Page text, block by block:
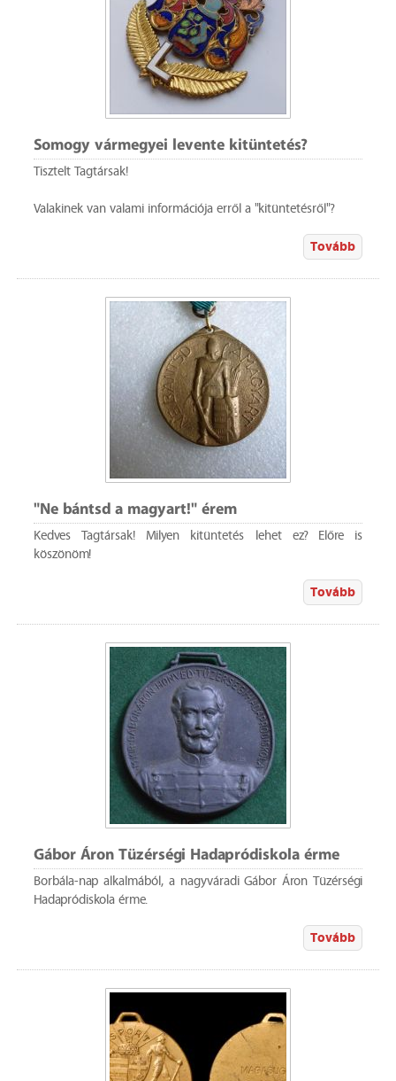
Somogy vármegyei levente kitüntetés?
Tisztelt Tagtársak!
Valakinek van valami információja erről a "kitüntetésről"?
Tovább
"Ne bántsd a magyart!" érem
Kedves Tagtársak! Milyen kitüntetés lehet ez? Előre is
köszönöm!
Tovább
Gábor Áron Tüzérségi Hadapródiskola érme
Borbála-nap alkalmából, a nagyváradi Gábor Áron Tüzérségi
Hadapródiskola érme.
Tovább